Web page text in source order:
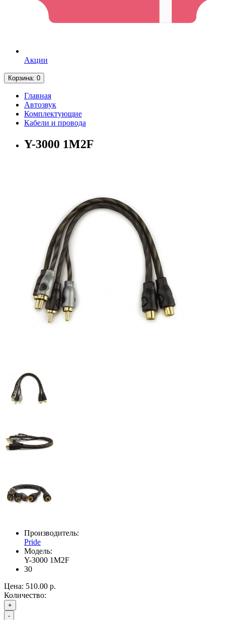
Акции
Корзина: 0
Главная
Автозвук
Комплектующие
Кабели и провода
Y-3000 1M2F
Производитель:
Pride
Модель:
Y-3000 1M2F
30
Цена: 510.00 р.
Количество:
+
-